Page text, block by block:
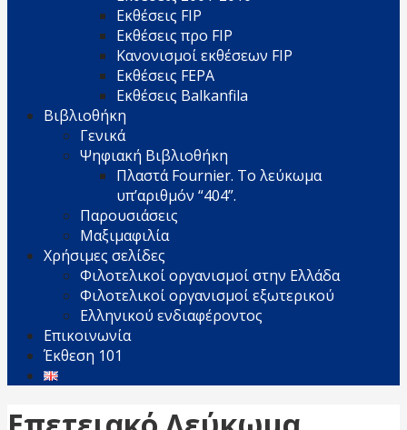
Εκθέσεις FIP
Εκθέσεις προ FIP
Κανονισμοί εκθέσεων FIP
Εκθέσεις FEPA
Εκθέσεις Balkanfila
Βιβλιοθήκη
Γενικά
Ψηφιακή Βιβλιοθήκη
Πλαστά Fournier. Το λεύκωμα
υπ’αριθμόν “404”.
Παρουσιάσεις
Μαξιμαφιλία
Χρήσιμες σελίδες
Φιλοτελικοί οργανισμοί στην Ελλάδα
Φιλοτελικοί οργανισμοί εξωτερικού
Ελληνικού ενδιαφέροντος
Επικοινωνία
Έκθεση 101